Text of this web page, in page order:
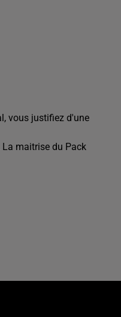
vous justifiez d'une
maitrise du Pack